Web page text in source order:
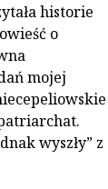
historie
o
mojej
wyszły” z